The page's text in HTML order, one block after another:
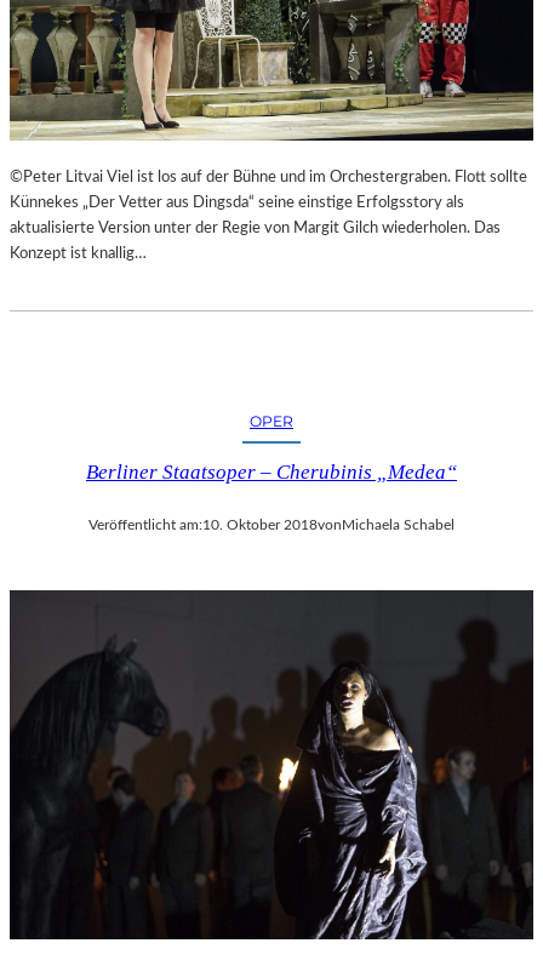
©Peter Litvai Viel ist los auf der Bühne und im Orchestergraben. Flott sollte
Künnekes „Der Vetter aus Dingsda“ seine einstige Erfolgsstory als
aktualisierte Version unter der Regie von Margit Gilch wiederholen. Das
Konzept ist knallig…
OPER
Berliner Staatsoper – Cherubinis „Medea“
Veröffentlicht am:10. Oktober 2018vonMichaela Schabel